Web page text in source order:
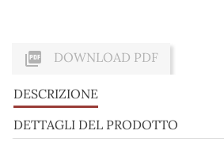
 DOWNLOAD PDF
DESCRIZIONE
DETTAGLI DEL PRODOTTO